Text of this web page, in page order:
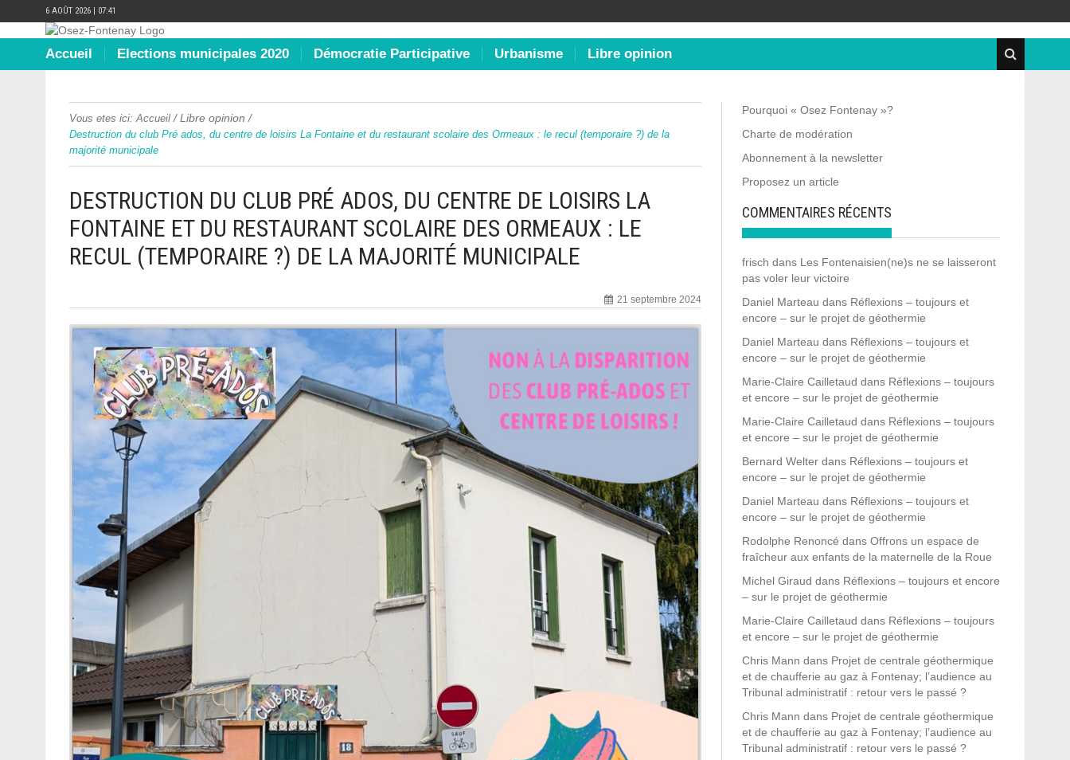
6 AOÛT 2026 | 07:41
Accueil Elections municipales 2020 Démocratie Participative Urbanisme Libre opinion
Vous etes ici: Accueil /Libre opinion /
Destruction du club Pré ados, du centre de loisirs La Fontaine et du restaurant scolaire des Ormeaux : le recul (temporaire ?) de la
majorité municipale
DESTRUCTION DU CLUB PRÉ ADOS, DU CENTRE DE LOISIRS LA
FONTAINE ET DU RESTAURANT SCOLAIRE DES ORMEAUX : LE
RECUL (TEMPORAIRE ?) DE LA MAJORITÉ MUNICIPALE
21 septembre 2024
Pourquoi « Osez Fontenay »?
Charte de modération
Abonnement à la newsletter
Proposez un article
COMMENTAIRES RÉCENTS
frisch dans Les Fontenaisien(ne)s ne se laisseront
pas voler leur victoire
Daniel Marteau dans Réflexions – toujours et
encore – sur le projet de géothermie
Daniel Marteau dans Réflexions – toujours et
encore – sur le projet de géothermie
Marie-Claire Cailletaud dans Réflexions – toujours
et encore – sur le projet de géothermie
Marie-Claire Cailletaud dans Réflexions – toujours
et encore – sur le projet de géothermie
Bernard Welter dans Réflexions – toujours et
encore – sur le projet de géothermie
Daniel Marteau dans Réflexions – toujours et
encore – sur le projet de géothermie
Rodolphe Renoncé dans Offrons un espace de
fraîcheur aux enfants de la maternelle de la Roue
Michel Giraud dans Réflexions – toujours et encore
– sur le projet de géothermie
Marie-Claire Cailletaud dans Réflexions – toujours
et encore – sur le projet de géothermie
Chris Mann dans Projet de centrale géothermique
et de chaufferie au gaz à Fontenay; l’audience au
Tribunal administratif : retour vers le passé ?
Chris Mann dans Projet de centrale géothermique
et de chaufferie au gaz à Fontenay; l’audience au
Tribunal administratif : retour vers le passé ?